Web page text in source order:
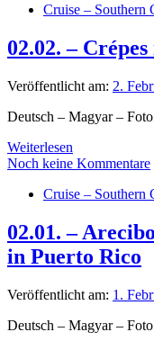
Cruise – Southern
02.02. –
Veröffentlicht am: 2.
Deutsch – Magyar –
Weiterlesen
Noch keine Kommentare
Cruise – Southern
02.01. –
in Puerto Rico
Veröffentlicht am: 1.
Deutsch – Magyar –